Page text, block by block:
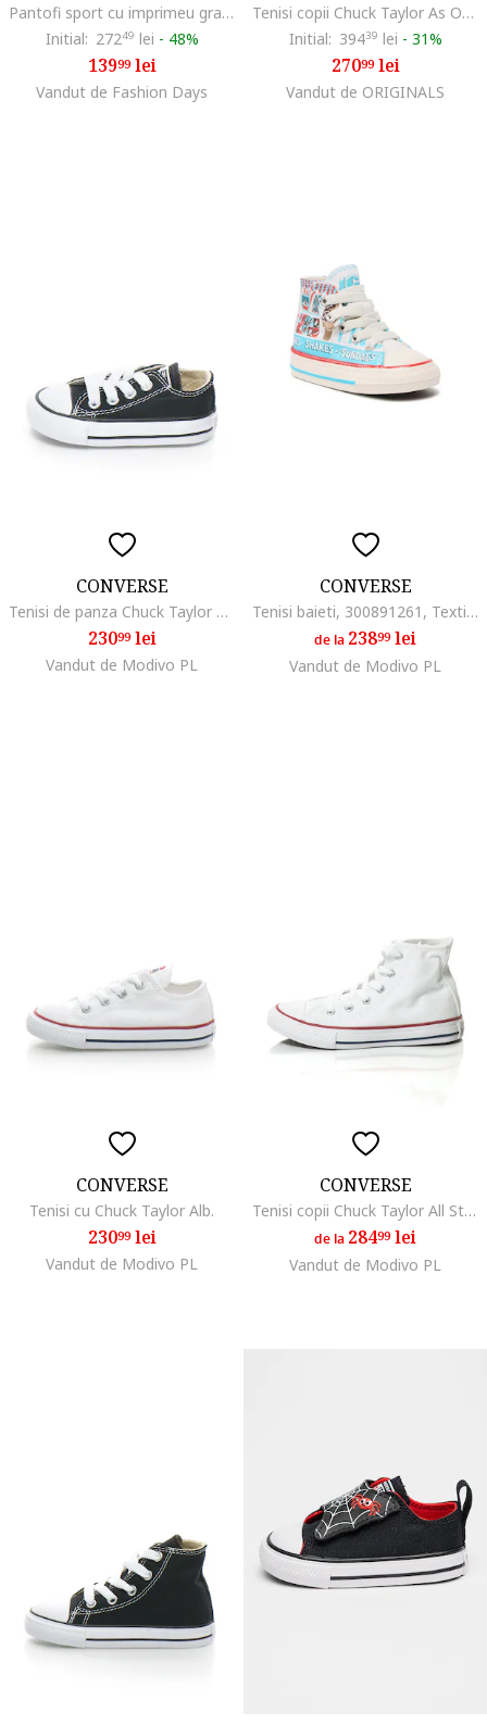
Pantofi sport cu imprimeu grafic, Rosu/Alb/Negru
Initial: 27249 lei - 48%
13999lei
Vandut de Fashion Days
Tenisi copii Chuck Taylor As One Strap, Roz Crem
Initial: 39439 lei - 31%
27099lei
Vandut de ORIGINALS
CONVERSE
Tenisi de panza Chuck Taylor All Star Ox
23099lei
Vandut de Modivo PL
CONVERSE
Tenisi baieti, 300891261, Textil, Multicolor, Multicolor
de la 23899lei
Vandut de Modivo PL
CONVERSE
Tenisi cu Chuck Taylor Alb.
23099lei
Vandut de Modivo PL
CONVERSE
Tenisi copii Chuck Taylor All Star Hi , Alb, Alb
de la 28499lei
Vandut de Modivo PL